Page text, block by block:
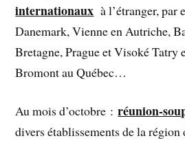
internationaux à l’étranger, par
Danemark, Vienne en Autriche,
Bretagne, Prague et Visoké Tatry
Bromont au Québec…
Au mois d’octobre :réunion-
divers établissements de la